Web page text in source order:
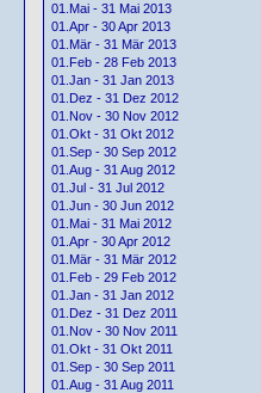
01.Mai - 31 Mai 2013
01.Apr - 30 Apr 2013
01.Mär - 31 Mär 2013
01.Feb - 28 Feb 2013
01.Jan - 31 Jan 2013
01.Dez - 31 Dez 2012
01.Nov - 30 Nov 2012
01.Okt - 31 Okt 2012
01.Sep - 30 Sep 2012
01.Aug - 31 Aug 2012
01.Jul - 31 Jul 2012
01.Jun - 30 Jun 2012
01.Mai - 31 Mai 2012
01.Apr - 30 Apr 2012
01.Mär - 31 Mär 2012
01.Feb - 29 Feb 2012
01.Jan - 31 Jan 2012
01.Dez - 31 Dez 2011
01.Nov - 30 Nov 2011
01.Okt - 31 Okt 2011
01.Sep - 30 Sep 2011
01.Aug - 31 Aug 2011